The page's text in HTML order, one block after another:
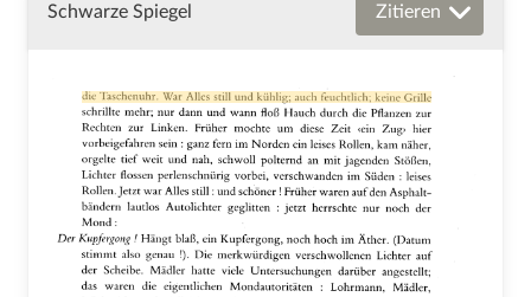
Schwarze Spiegel Zitieren